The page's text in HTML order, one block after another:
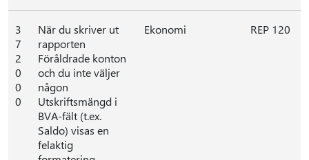
3
7
2
0
0
0
När du skriver ut
rapporten
Föråldrade konton
och du inte väljer
någon
Utskriftsmängd i
BVA-fält (t.ex.
Saldo) visas en
felaktig
Ekonomi REP 120